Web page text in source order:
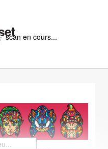
scan en cours...